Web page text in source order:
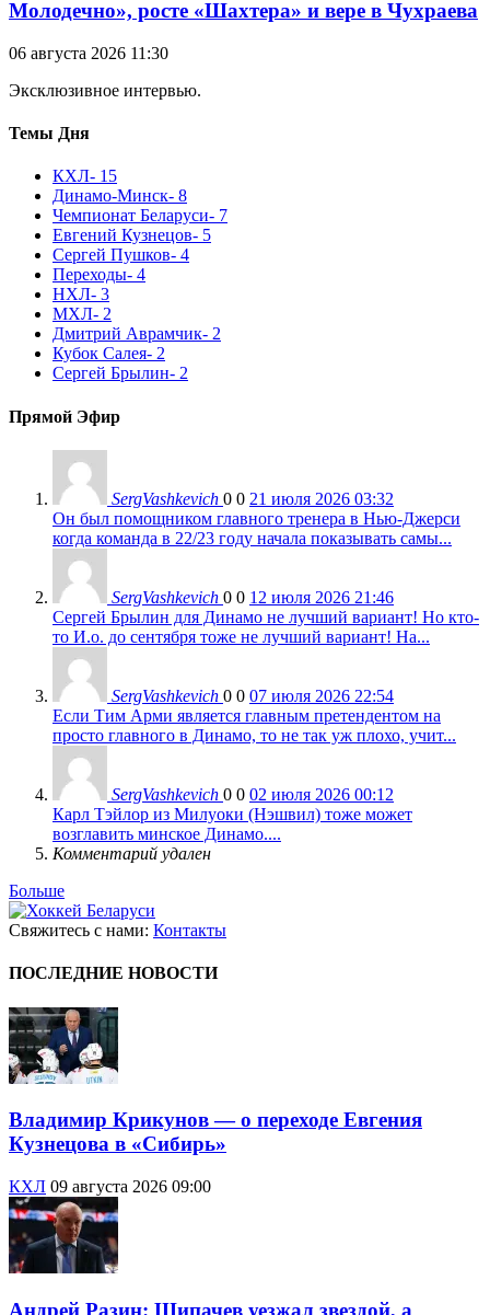
Молодечно», росте «Шахтера» и вере в Чухраева
06 августа 2026 11:30
Эксклюзивное интервью.
Темы Дня
КХЛ- 15
Динамо-Минск- 8
Чемпионат Беларуси- 7
Евгений Кузнецов- 5
Сергей Пушков- 4
Переходы- 4
НХЛ- 3
МХЛ- 2
Дмитрий Аврамчик- 2
Кубок Салея- 2
Сергей Брылин- 2
Прямой Эфир
SergVashkevich 0 0 21 июля 2026 03:32
Он был помощником главного тренера в Нью-Джерси
когда команда в 22/23 году начала показывать самы...
SergVashkevich 0 0 12 июля 2026 21:46
Сергей Брылин для Динамо не лучший вариант! Но кто-
то И.о. до сентября тоже не лучший вариант! На...
SergVashkevich 0 0 07 июля 2026 22:54
Если Тим Арми является главным претендентом на
просто главного в Динамо, то не так уж плохо, учит...
SergVashkevich 0 0 02 июля 2026 00:12
Карл Тэйлор из Милуоки (Нэшвил) тоже может
возглавить минское Динамо....
Комментарий удален
Больше
Свяжитесь с нами: Контакты
ПОСЛЕДНИЕ НОВОСТИ
Владимир Крикунов — о переходе Евгения
Кузнецова в «Сибирь»
КХЛ 09 августа 2026 09:00
Андрей Разин: Шипачев уезжал звездой, а